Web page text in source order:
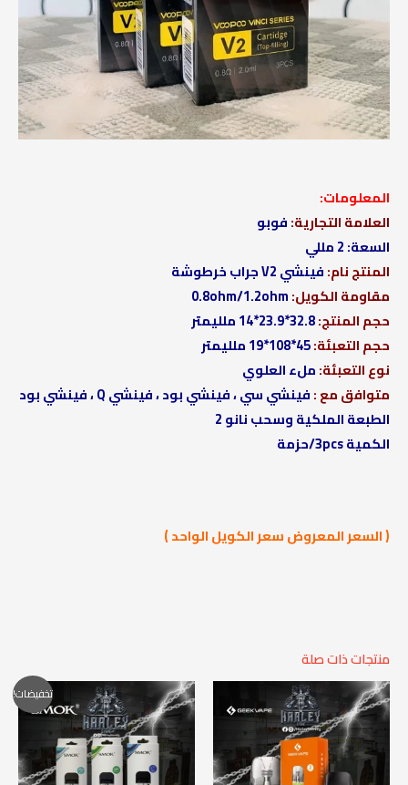
المعلومات:
العلامة التجارية:فوبو
السعة: 2 مللي
المنتج نام:فينشي V2 جراب خرطوشة
مقاومة الكويل:
حجم المنتج:32.8*23.9*14 ملليمتر
حجم التعبئة:45*108*19 ملليمتر
نوع التعبئة:ملء العلوي
متوافق مع :
فينشي سي ، فينشي بود ، فينشي Q ، فينشي بود
الطبعة الملكية وسحب نانو 2
الكمية 3pcs/حزمة
( السعر المعروض سعر الكويل الواحد )
منتجات ذات صلة
تخفيضات! السعر
الأصلي
هو:
240,00 EGP.
السعر
الحالي
هو:
200,00 EGP.